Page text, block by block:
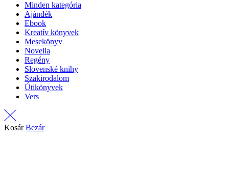
Minden kategória
Ajándék
Ebook
Kreatív könyvek
Mesekönyv
Novella
Regény
Slovenské knihy
Szakirodalom
Útikönyvek
Vers
Kosár Bezár